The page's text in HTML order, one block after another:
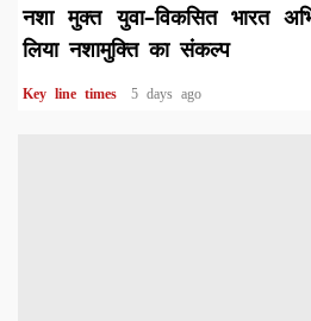
नशा मुक्त युवा–विकसित भारत
लिया नशामुक्ति का संकल्प
Key line times 5 days ago